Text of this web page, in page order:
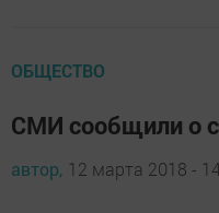
ОБЩЕСТВО
СМИ сообщили о
автор, 12 марта 2018 -